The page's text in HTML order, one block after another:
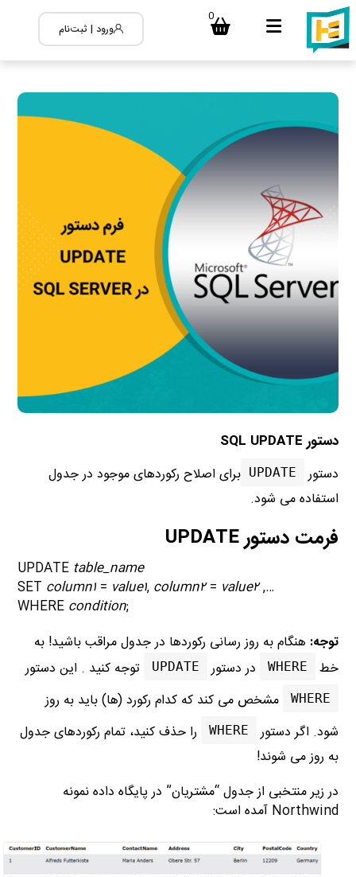
0
ورود | ثبت‌نام
دستور SQL UPDATE
دستور
UPDATE
برای اصلاح رکوردهای موجود در جدول
استفاده می شود.
فرمت دستور UPDATE
UPDATE table_name
…, SET
column۱ = value۱, column۲= value۲
;WHERE
condition
توجه: هنگام به روز رسانی رکوردها در جدول مراقب باشید!به
خط
WHERE در دستور UPDATE توجه کنید . این دستور
WHERE
مشخص می کند که کدام رکورد (ها) باید به روز
شود. اگر دستور
WHERE
را حذف کنید، تمام رکوردهای جدول
به روز می شوند!
در زیر منتخبی از جدول “مشتریان” در پایگاه داده نمونه
Northwind آمده است: